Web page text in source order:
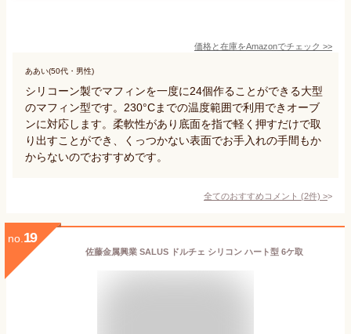
価格と在庫をAmazonでチェック >>
ああい(50代・男性)
シリコーン製でマフィンを一度に24個作ることができる大型
のマフィン型です。230°Cまでの温度範囲で利用できオーブ
ンに対応します。柔軟性があり底面を指で軽く押すだけで取
り出すことができ、くっつかない表面でお手入れの手間もか
からないのでおすすめです。
全てのおすすめコメント (2件) >
no. 19
佐藤金属興業 SALUS ドルチェ シリコン ハート型 6ケ取